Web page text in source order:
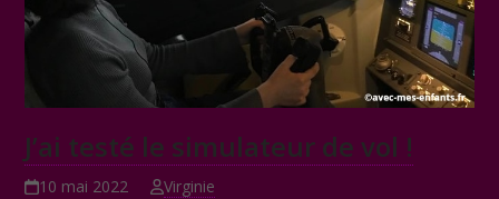
J’ai testé le simulateur de vol !
10 mai 2022 Virginie